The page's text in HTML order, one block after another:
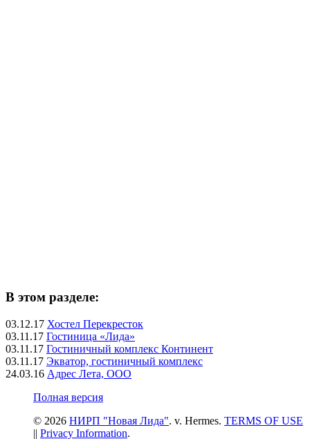
В этом разделе:
03.12.17 Хостел Перекресток
03.11.17 Гостиница «Лида»
03.11.17 Гостиничный комплекс Континент
03.11.17 Экватор, гостиничный комплекс
24.03.16 Адрес Лета, ООО
Полная версия
© 2026 НИРП "Новая Лида". v. Hermes. TERMS OF USE
|| Privacy Information.